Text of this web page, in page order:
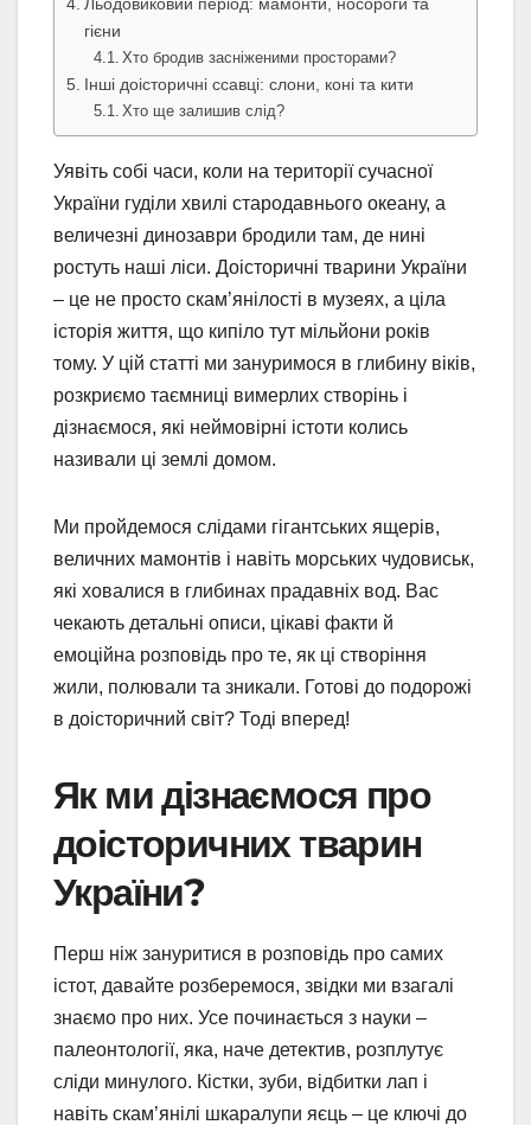
гієни
Хто бродив засніженими просторами?
Інші доісторичні ссавці: слони, коні та кити
Хто ще залишив слід?
Уявіть собі часи, коли на території сучасної
України гуділи хвилі стародавнього океану, а
величезні динозаври бродили там, де нині
ростуть наші ліси. Доісторичні тварини України
– це не просто скам’янілості в музеях, а ціла
історія життя, що кипіло тут мільйони років
тому. У цій статті ми зануримося в глибину віків,
розкриємо таємниці вимерлих створінь і
дізнаємося, які неймовірні істоти колись
називали ці землі домом.
Ми пройдемося слідами гігантських ящерів,
величних мамонтів і навіть морських чудовиськ,
які ховалися в глибинах прадавніх вод. Вас
чекають детальні описи, цікаві факти й
емоційна розповідь про те, як ці створіння
жили, полювали та зникали. Готові до подорожі
в доісторичний світ? Тоді вперед!
Як ми дізнаємося про
доісторичних тварин
України?
Перш ніж зануритися в розповідь про самих
істот, давайте розберемося, звідки ми взагалі
знаємо про них. Усе починається з науки –
палеонтології, яка, наче детектив, розплутує
сліди минулого. Кістки, зуби, відбитки лап і
навіть скам’янілі шкаралупи яєць – це ключі до